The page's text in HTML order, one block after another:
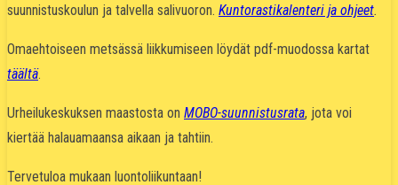
suunnistuskoulun ja talvella salivuoron. Kuntorastikalenteri ja ohjeet.
Omaehtoiseen metsässä liikkumiseen löydät pdf-muodossa kartat
täältä.
Urheilukeskuksen maastosta on MOBO-suunnistusrata, jota voi
kiertää halauamaansa aikaan ja tahtiin.
Tervetuloa mukaan luontoliikuntaan!